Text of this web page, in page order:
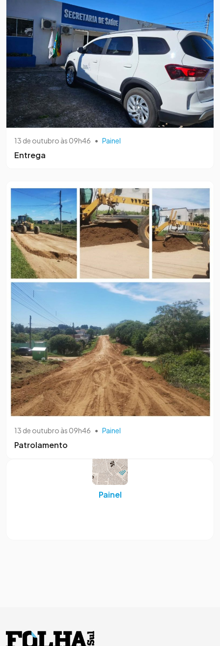
13 de outubro às 09h46 • Painel
Entrega
13 de outubro às 09h46 • Painel
Patrolamento
Painel